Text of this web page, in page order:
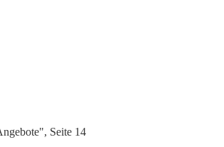
Seite 14